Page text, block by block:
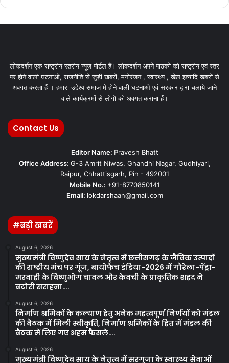
लोकदर्शन एक राष्ट्रीय स्तरीय न्यूज़ पोर्टल हैं। लोकदर्शन अपने पाठको को राष्ट्रीय एवं स्तर
पर होने वाली घटनाओ, राजनीति से जुड़ी खबरों, मनोरंजन , स्वास्थ्य , खेल इत्यादि खबरों से
अवगत करता हैं । हमारा उद्देश्य समाज मे होने वाली घटनाओ एवं सरकार द्वारा चलाये जाने
वाले कार्यक्रमों से लोगो को अवगत कराना हैं।
Contact Us
Editor Name: Pravesh Bhatt
Office Address: G-3 Amrit Niwas, Ghandhi Nagar, Gudhiyari,
Raipur, Chhattisgarh, Pin - 492001
Mobile No.: +91-8770850141
Email: lokdarshaan@gmail.com
#बड़ी खबरें
August 6, 2026
मुख्यमंत्री विष्णुदेव साय के नेतृत्व में छत्तीसगढ़ के जैविक उत्पादों
की राष्ट्रीय मंच पर गूंज, बायोफैच इंडिया-2026 में गौरेला-पेंड्रा-
मरवाही के विष्णुभोग चावल और केवची के प्राकृतिक शहद ने
बटोरी सराहना….
August 6, 2026
निर्माण श्रमिकों के कल्याण हेतु अनेक महत्वपूर्ण निर्णयों को मंडल
की बैठक में मिली स्वीकृति, निर्माण श्रमिकों के हित में मंडल की
बैठक में लिए गए अहम फैसले….
August 6, 2026
मुख्यमंत्री विष्णुदेव साय के नेतृत्व में सरगुजा के स्वास्थ्य सेवाओं